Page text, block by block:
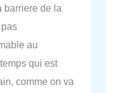
barriere de la
au
qui est
comme on va